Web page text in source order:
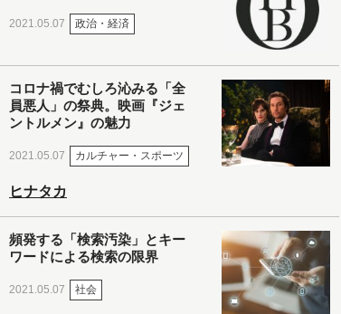
2021.05.07 政治・経済
コロナ禍でむしろ沁みる「全
員悪人」の祭典。映画『ジェ
ントルメン』の魅力
2021.05.07 カルチャー・スポーツ
ヒナタカ
頻発する「検索汚染」とキー
ワードによる検索の限界
2021.05.07 社会